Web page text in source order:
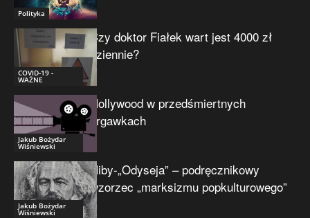
Polityka
COVID-19 -
WAŻNE
Czy doktor Fiałek wart jest 4000 zł
dziennie?
Jakub Bożydar
Wiśniewski
Hollywood w przedśmiertnych
drgawkach
Jakub Bożydar
Wiśniewski
Niby-„Odyseja” – podręcznikowy
wzorzec „marksizmu popkulturowego”